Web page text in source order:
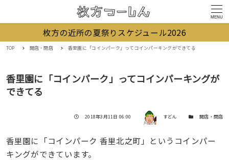
MENU
枚方の近所の夏祭りスケジュール2026
TOP 開店・閉店 香里園に「コインパーク」ってコインパーキングができてる
香里園に「コインパーク」ってコインパーキングが
できてる
投稿日
2018年3月11日 06:00 著者 すどん カテゴリー開店・閉店
香里園に「コインパーク 香里北之町」というコインパー
キングができています。